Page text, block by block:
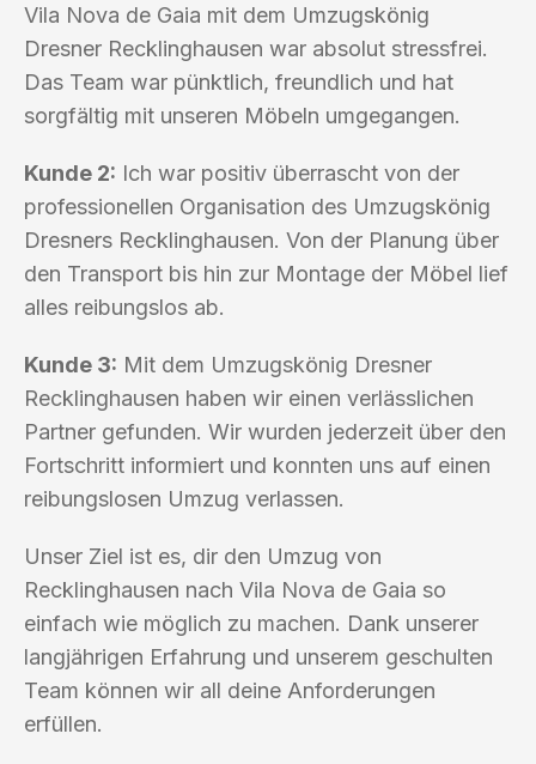
Vila Nova de Gaia mit dem Umzugskönig
Dresner Recklinghausen war absolut stressfrei.
Das Team war pünktlich, freundlich und hat
sorgfältig mit unseren Möbeln umgegangen.
Kunde 2: Ich war positiv überrascht von der
professionellen Organisation des Umzugskönig
Dresners Recklinghausen. Von der Planung über
den Transport bis hin zur Montage der Möbel lief
alles reibungslos ab.
Kunde 3: Mit dem Umzugskönig Dresner
Recklinghausen haben wir einen verlässlichen
Partner gefunden. Wir wurden jederzeit über den
Fortschritt informiert und konnten uns auf einen
reibungslosen Umzug verlassen.
Unser Ziel ist es, dir den Umzug von
Recklinghausen nach Vila Nova de Gaia so
einfach wie möglich zu machen. Dank unserer
langjährigen Erfahrung und unserem geschulten
Team können wir all deine Anforderungen
erfüllen.